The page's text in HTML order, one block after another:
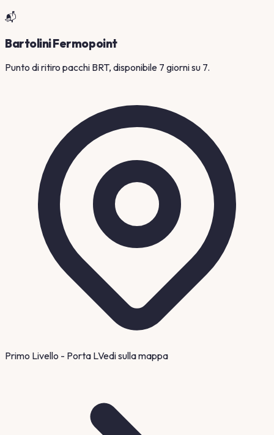
📬
Bartolini Fermopoint
Punto di ritiro pacchi BRT, disponibile 7 giorni su 7.
Primo Livello - Porta LVedi sulla mappa